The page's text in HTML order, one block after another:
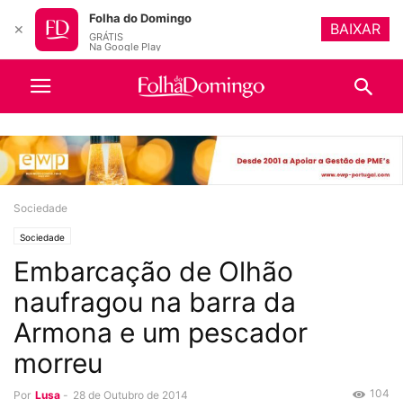
Sociedade
Sociedade
Embarcação de Olhão
naufragou na barra da
Armona e um pescador
morreu
Por Lusa - 28 de Outubro de 2014 104
✕
Folha do Domingo
GRÁTIS
Na Google Play
BAIXAR